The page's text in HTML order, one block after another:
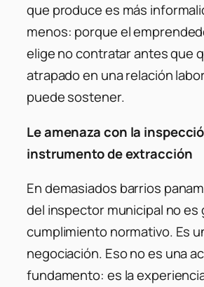
que produce es más
menos: porque el
elige no contratar antes que
atrapado en una relación
puede sostener.
Le amenaza con la
instrumento de extracción
En demasiados barrios
del inspector municipal no es
cumplimiento normativo. Es
negociación. Eso no es una
fundamento: es la